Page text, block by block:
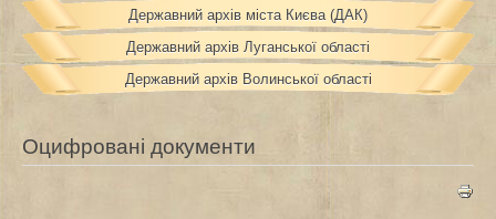
Державний архів міста Києва (ДАК)
Державний архів Луганської області
Державний архів Волинської області
Оцифровані документи